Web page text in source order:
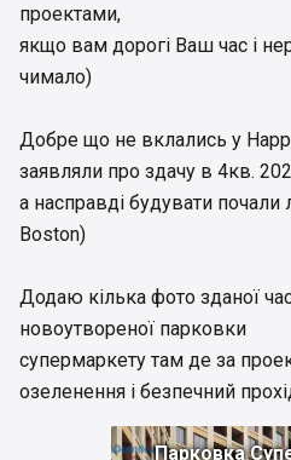
проектами,
якщо вам дорогі Ваш час і
чимало)
Добре що не вклались у
заявляли про здачу в 4кв.
а насправді будувати почали
Boston)
Додаю кілька фото зданої
новоутвореної парковки
супермаркету там де за
озеленення і безпечний
Парковка